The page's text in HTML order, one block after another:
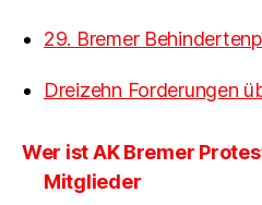
29. Bremer
Dreizehn Forderungen
Wer ist AK Bremer
Mitglieder